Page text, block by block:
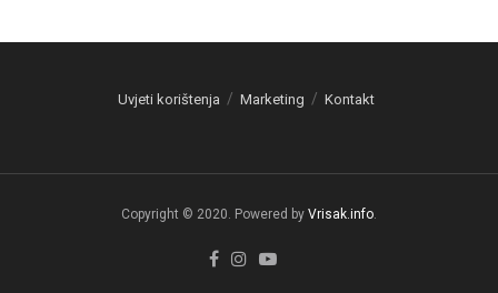
Uvjeti korištenja Marketing Kontakt
Copyright © 2020. Powered by Vrisak.info.